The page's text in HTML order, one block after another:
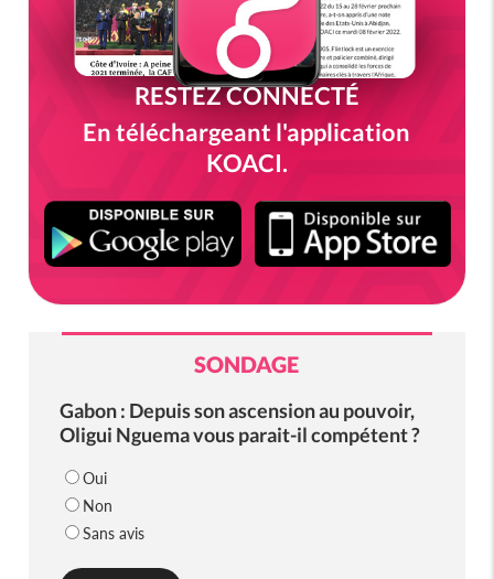
RESTEZ CONNECTÉ
En téléchargeant l'application
KOACI.
SONDAGE
Gabon : Depuis son ascension au pouvoir,
Oligui Nguema vous parait-il compétent ?
Oui
Non
Sans avis